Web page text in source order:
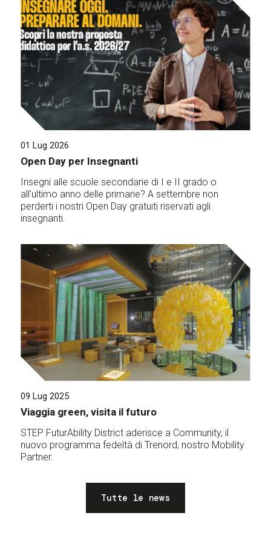
01 Lug 2026
Open Day per Insegnanti
Insegni alle scuole secondarie di I e II grado o
all'ultimo anno delle primarie? A settembre non
perderti i nostri Open Day gratuiti riservati agli
insegnanti.
09 Lug 2025
Viaggia green, visita il futuro
STEP FuturAbility District aderisce a Community, il
nuovo programma fedeltà di Trenord, nostro Mobility
Partner.
Tutte le news